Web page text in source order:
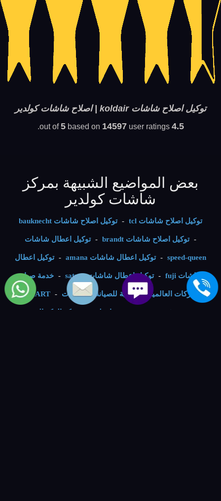
توكيل اصلاح شاشات koldair | اصلاح شاشات كولدير
4.5
out of
5based on 14597user ratings.
بعض المواضيع الشبيهة بمركز
شاشات كولدير
توكيل اصلاح شاشات tcl - توكيل اصلاح شاشات bauknecht
- توكيل اصلاح شاشات brandt - توكيل اعطال شاشات
speed-queen
- توكيل اعطال شاشات amana - توكيل اعطال
شاشات fuji - توكيل اعطال شاشات saturn - خدمة صيانة
الماركات العالمية | العالمية للصيانة والتوكيلات -
BSMART
Creative Agency مصنع نوراي ليد شركة الفكر الرقمي -